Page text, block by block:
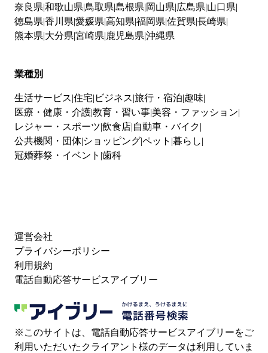
奈良県 和歌山県 鳥取県 島根県 岡山県 広島県 山口県
徳島県 香川県 愛媛県 高知県 福岡県 佐賀県 長崎県
熊本県 大分県 宮崎県 鹿児島県 沖縄県
業種別
生活サービス 住宅 ビジネス 旅行・宿泊 趣味
医療・健康・介護教育・習い事 美容・ファッション
レジャー・スポーツ 飲食店 自動車・バイク
公共機関・団体 ショッピングペット 暮らし
冠婚葬祭・イベント 歯科
運営会社
プライバシーポリシー
利用規約
電話自動応答サービスアイブリー
※このサイトは、電話自動応答サービスアイブリーをご
利用いただいたクライアント様のデータは利用していま